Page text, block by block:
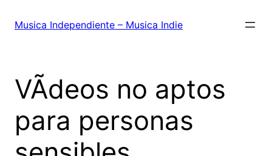
Musica Independiente – Musica Indie
VÃ­deos no aptos
para personas